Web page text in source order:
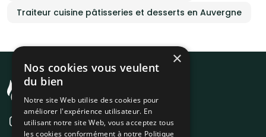
Traiteur cuisine pâtisseries et desserts en Auvergne
×
Nos cookies vous veulent
du bien
Notre site Web utilise des cookies pour
améliorer l'expérience utilisateur. En
utilisant notre site Web, vous acceptez tous
les cookies conformément à notre Politique